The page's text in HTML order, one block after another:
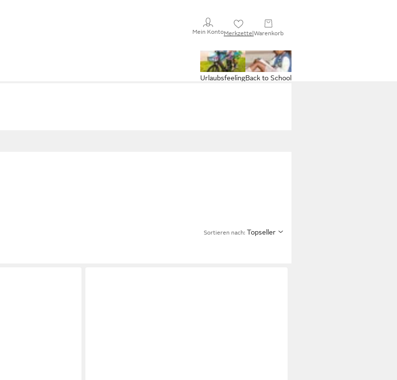
Mein KontoMerkzettelWarenkorb
Back to School
Urlaubsfeeling
Sortieren nach: Topseller